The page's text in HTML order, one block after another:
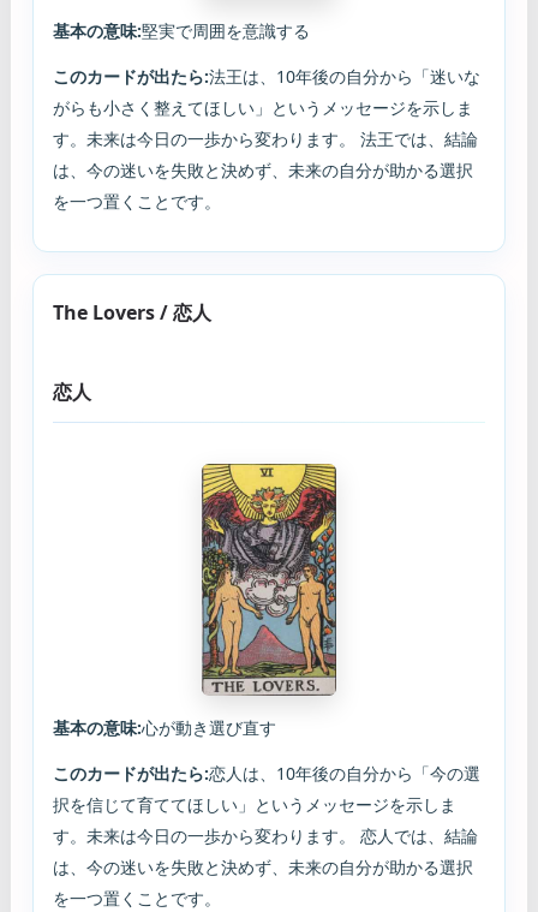
基本の意味:堅実で周囲を意識する
このカードが出たら:法王は、10年後の自分から「迷いな
がらも小さく整えてほしい」というメッセージを示しま
す。未来は今日の一歩から変わります。 法王では、結論
は、今の迷いを失敗と決めず、未来の自分が助かる選択
を一つ置くことです。
The Lovers / 恋人
恋人
基本の意味:心が動き選び直す
このカードが出たら:恋人は、10年後の自分から「今の選
択を信じて育ててほしい」というメッセージを示しま
す。未来は今日の一歩から変わります。 恋人では、結論
は、今の迷いを失敗と決めず、未来の自分が助かる選択
を一つ置くことです。